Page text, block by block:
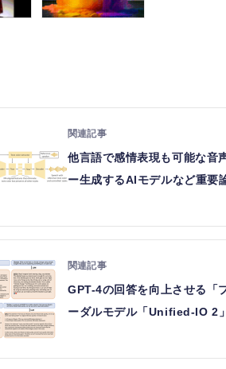
他言語で感情表現も可能な音
ー生成するAIモデルなど重要
GPT-4の回答を向上させる「
ーダルモデル「Unified-IO 2